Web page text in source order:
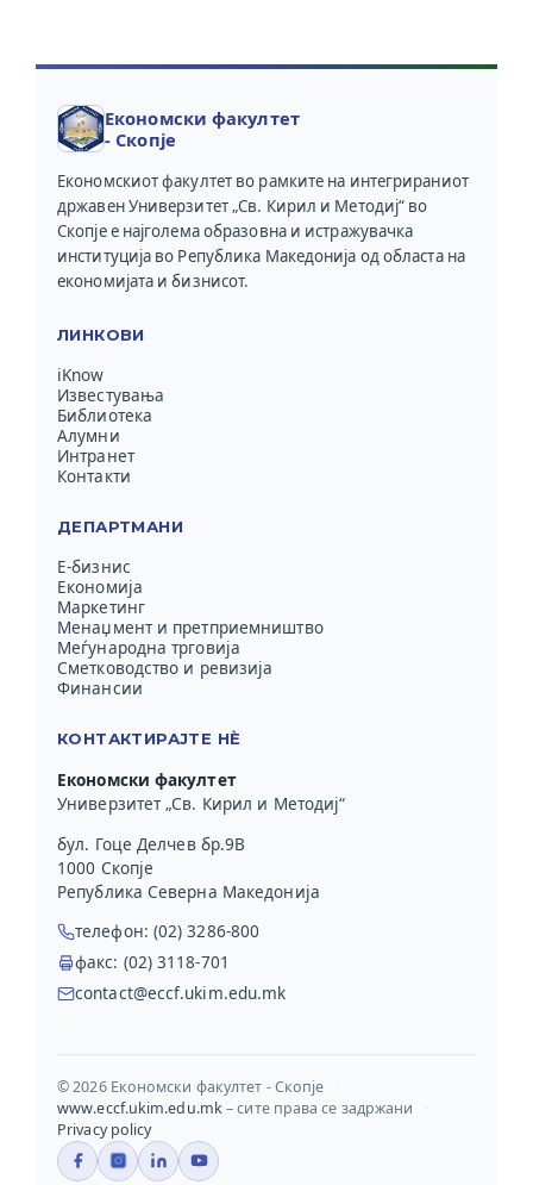
Економски факултет
- Скопје
Економскиот факултет во рамките на интегрираниот
државен Универзитет „Св. Кирил и Методиј“ во
Скопје е најголема образовна и истражувачка
институција во Република Македонија од областа на
економијата и бизнисот.
ЛИНКОВИ
iKnow
Известувања
Библиотека
Алумни
Интранет
Контакти
ДЕПАРТМАНИ
Е-бизнис
Економија
Маркетинг
Менаџмент и претприемништво
Меѓународна трговија
Сметководство и ревизија
Финансии
КОНТАКТИРАЈТЕ НЀ
Економски факултет
Универзитет „Св. Кирил и Методиј“
бул. Гоце Делчев бр.9В
1000 Скопје
Република Северна Македонија
телефон: (02) 3286-800
факс: (02) 3118-701
contact@eccf.ukim.edu.mk
© 2026 Економски факултет - Скопје
www.eccf.ukim.edu.mk– сите права се задржани
Privacy policy